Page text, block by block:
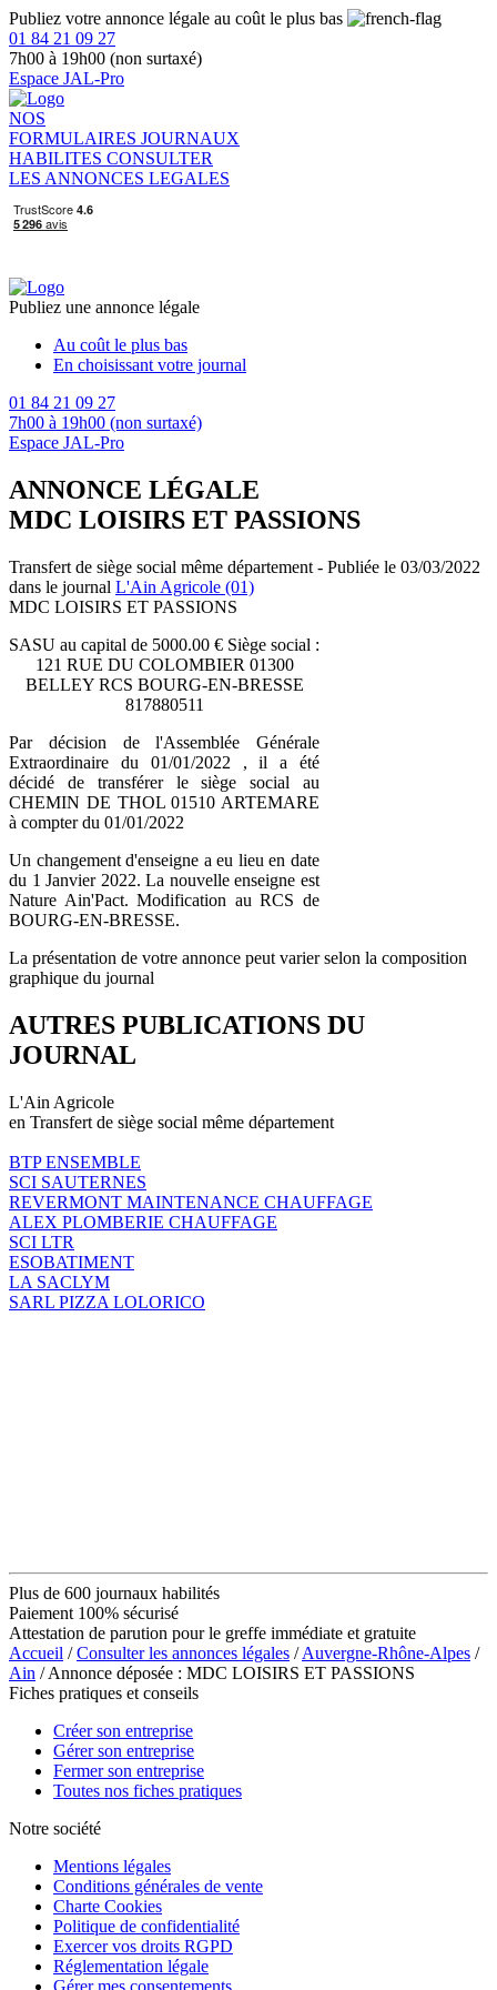
Publiez votre annonce légale au coût le plus bas
01 84 21 09 27
7h00 à 19h00 (non surtaxé)
Espace JAL-Pro
NOS
FORMULAIRES JOURNAUX
HABILITES CONSULTER
LES ANNONCES LEGALES
Publiez une annonce légale
Au coût le plus bas
En choisissant votre journal
01 84 21 09 27
7h00 à 19h00 (non surtaxé)
Espace JAL-Pro
ANNONCE LÉGALE
MDC LOISIRS ET PASSIONS
Transfert de siège social même département - Publiée le 03/03/2022
dans le journal L'Ain Agricole (01)
MDC LOISIRS ET PASSIONS
SASU au capital de 5000.00 € Siège social :
121 RUE DU COLOMBIER 01300
BELLEY RCS BOURG-EN-BRESSE
817880511
Par décision de l'Assemblée Générale
Extraordinaire du 01/01/2022 , il a été
décidé de transférer le siège social au
CHEMIN DE THOL 01510 ARTEMARE
à compter du 01/01/2022
Un changement d'enseigne a eu lieu en date
du 1 Janvier 2022. La nouvelle enseigne est
Nature Ain'Pact. Modification au RCS de
BOURG-EN-BRESSE.
La présentation de votre annonce peut varier selon la composition
graphique du journal
AUTRES PUBLICATIONS DU
JOURNAL
L'Ain Agricole
en Transfert de siège social même département
BTP ENSEMBLE
SCI SAUTERNES
REVERMONT MAINTENANCE CHAUFFAGE
ALEX PLOMBERIE CHAUFFAGE
SCI LTR
ESOBATIMENT
LA SACLYM
SARL PIZZA LOLORICO
Plus de 600 journaux habilités
Paiement 100% sécurisé
Attestation de parution pour le greffe immédiate et gratuite
Accueil /Consulter les annonces légales /Auvergne-Rhône-Alpes /
Ain / Annonce déposée : MDC LOISIRS ET PASSIONS
Fiches pratiques et conseils
Créer son entreprise
Gérer son entreprise
Fermer son entreprise
Toutes nos fiches pratiques
Notre société
Mentions légales
Conditions générales de vente
Charte Cookies
Politique de confidentialité
Exercer vos droits RGPD
Réglementation légale
Gérer mes consentements